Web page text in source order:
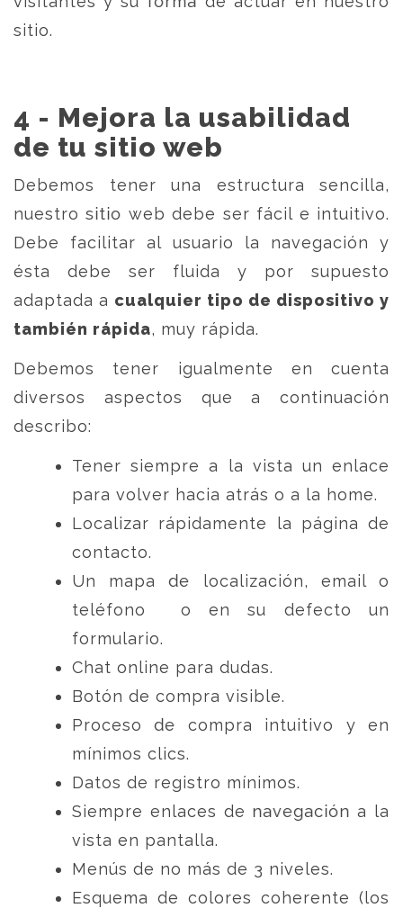
sitio.
4 - Mejora la usabilidad
de tu sitio web
Debemos tener una estructura sencilla,
nuestro sitio web debe ser fácil e intuitivo.
Debe facilitar al usuario la navegación y
ésta debe ser fluida y por supuesto
adaptada a cualquier tipo de dispositivo y
también rápida, muy rápida.
Debemos tener igualmente en cuenta
diversos aspectos que a continuación
describo:
Tener siempre a la vista un enlace
para volver hacia atrás o a la home.
Localizar rápidamente la página de
contacto.
Un mapa de localización, email o
teléfono o en su defecto un
formulario.
Chat online para dudas.
Botón de compra visible.
Proceso de compra intuitivo y en
mínimos clics.
Datos de registro mínimos.
Siempre enlaces de navegación a la
vista en pantalla.
Menús de no más de 3 niveles.
Esquema de colores coherente (los